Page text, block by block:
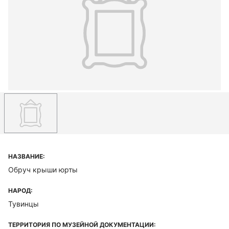
НАЗВАНИЕ:
Обруч крыши юрты
НАРОД:
Тувинцы
ТЕРРИТОРИЯ ПО МУЗЕЙНОЙ ДОКУМЕНТАЦИИ: